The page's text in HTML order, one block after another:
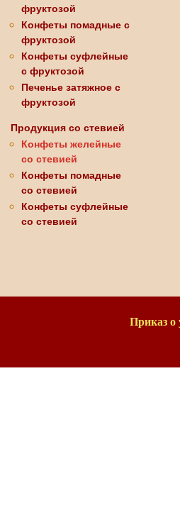
фруктозой
Конфеты помадные с
фруктозой
Конфеты суфлейные
с фруктозой
Печенье затяжное с
фруктозой
Продукция со стевией
Конфеты желейные
со стевией
Конфеты помадные
со стевией
Конфеты суфлейные
со стевией
Приказ о